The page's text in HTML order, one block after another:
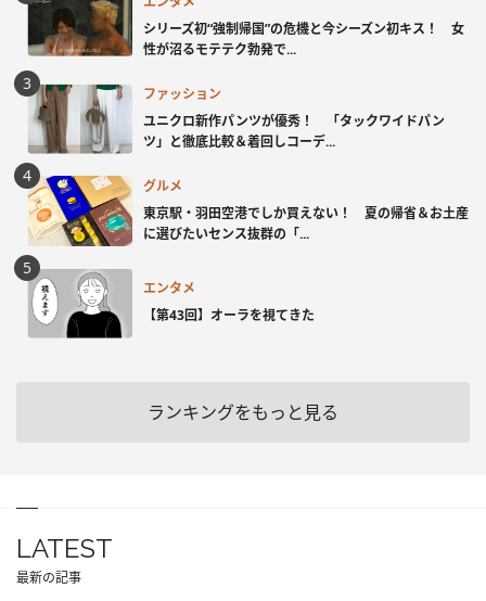
シリーズ初“強制帰国”の危機と今シーズン初キス！ 女
性が沼るモテテク勃発で...
ファッション
ユニクロ新作パンツが優秀！ 「タックワイドパン
ツ」と徹底比較＆着回しコーデ...
グルメ
東京駅・羽田空港でしか買えない！ 夏の帰省＆お土産
に選びたいセンス抜群の「...
エンタメ
【第43回】オーラを視てきた
ランキングをもっと見る
LATEST
最新の記事